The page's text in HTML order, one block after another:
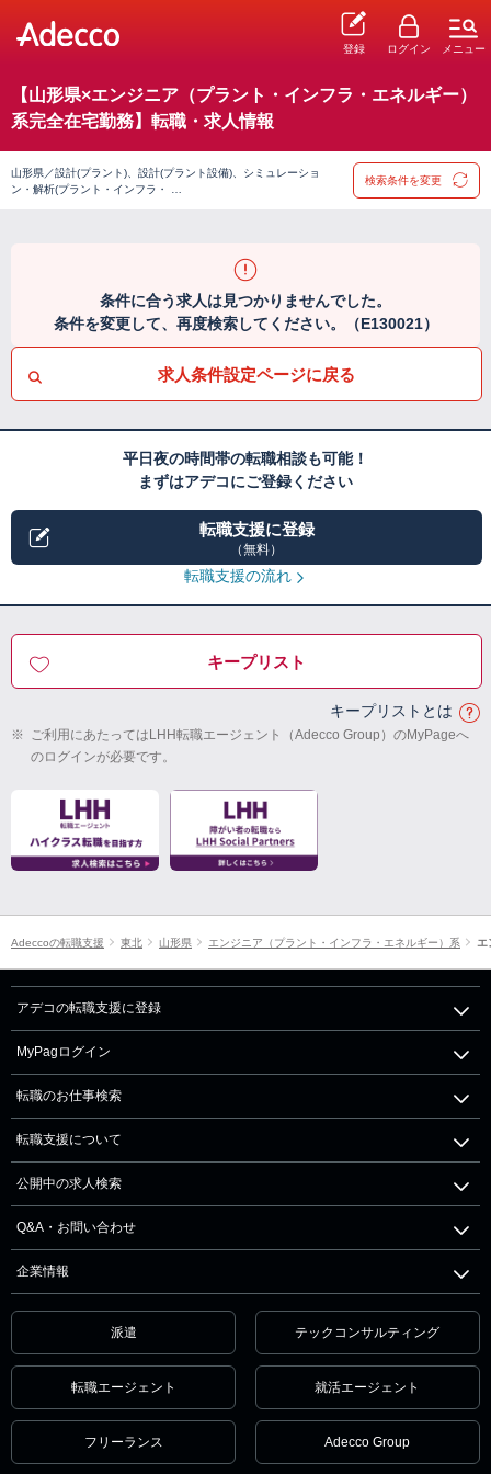
登録 ログイン メニュー
【山形県×エンジニア（プラント・インフラ・エネルギー）
系完全在宅勤務】転職・求人情報
山形県／設計(プラント)、設計(プラント設備)、シミュレーショ
ン・解析(プラント・インフラ・ …
検索条件を変更
条件に合う求人は見つかりませんでした。
条件を変更して、再度検索してください。（E130021）
求人条件設定ページに戻る
平日夜の時間帯の転職相談も可能！
まずはアデコにご登録ください
転職支援に登録
（無料）
転職支援の流れ
キープリスト
キープリストとは
※ ご利用にあたってはLHH転職エージェント（Adecco Group）のMyPageへ
のログインが必要です。
Adeccoの転職支援 東北 山形県 エンジニア（プラント・インフラ・エネルギー）系 エ
アデコの転職支援に登録
MyPagログイン
転職のお仕事検索
転職支援について
公開中の求人検索
Q&A・お問い合わせ
企業情報
派遣 テックコンサルティング
転職エージェント 就活エージェント
フリーランス Adecco Group